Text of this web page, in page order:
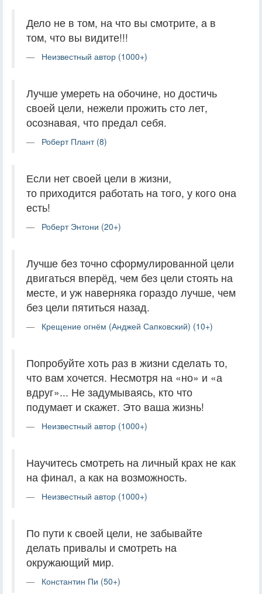
Дело не в том, на что вы смотрите, а в
том, что вы видите!!!
Неизвестный автор (1000+)
Лучше умереть на обочине, но достичь
своей цели, нежели прожить сто лет,
осознавая, что предал себя.
Роберт Плант (8)
Если нет своей цели в жизни,
то приходится работать на того, у кого она
есть!
Роберт Энтони (20+)
Лучше без точно сформулированной цели
двигаться вперёд, чем без цели стоять на
месте, и уж наверняка гораздо лучше, чем
без цели пятиться назад.
Крещение огнём (Анджей Сапковский) (10+)
Попробуйте хоть раз в жизни сделать то,
что вам хочется. Несмотря на «но» и «а
вдруг»... Не задумываясь, кто что
подумает и скажет. Это ваша жизнь!
Неизвестный автор (1000+)
Научитесь смотреть на личный крах не как
на финал, а как на возможность.
Неизвестный автор (1000+)
По пути к своей цели, не забывайте
делать привалы и смотреть на
окружающий мир.
Константин Пи (50+)